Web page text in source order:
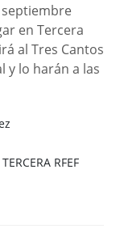
en Tercera
al Tres Cantos
y lo harán a las
TERCERA RFEF